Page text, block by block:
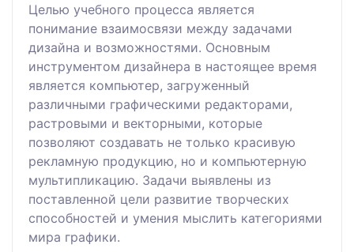
Целью учебного процесса является
понимание взаимосвязи между задачами
дизайна и возможностями. Основным
инструментом дизайнера в настоящее время
является компьютер, загруженный
различными графическими редакторами,
растровыми и векторными, которые
позволяют создавать не только красивую
рекламную продукцию, но и компьютерную
мультипликацию. Задачи выявлены из
поставленной цели развитие творческих
способностей и умения мыслить категориями
мира графики.